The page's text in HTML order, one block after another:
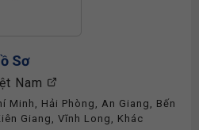
Sơ
Nam
Minh , Hải Phòng , An Giang , Bến
Giang , Vĩnh Long , Khác